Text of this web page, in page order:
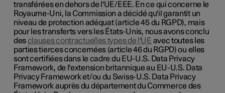
transférées en dehors de l'UE/EEE. En ce qui concerne le
Royaume-Uni, la Commission a décidé qu'il garantit un
niveau de protection adéquat (article 45 du RGPD), mais
pour les transferts vers les États-Unis, nous avons conclu
desclauses contractuelles types de l'UE avec toutes les
parties tierces concernées (article 46 du RGPD) ou elles
sont certifiées dans le cadre du EU-U.S. Data Privacy
Framework, de l'extension britannique au EU-U.S. Data
Privacy Framework et/ou du Swiss-U.S. Data Privacy
Framework auprès du département du Commerce des